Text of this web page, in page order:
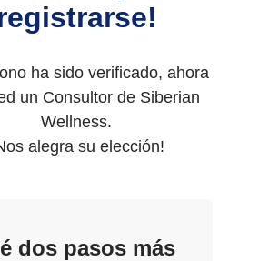
ha sido verificado, ahora
un Consultor de Siberian
Wellness.
alegra su elección!
dos pasos más